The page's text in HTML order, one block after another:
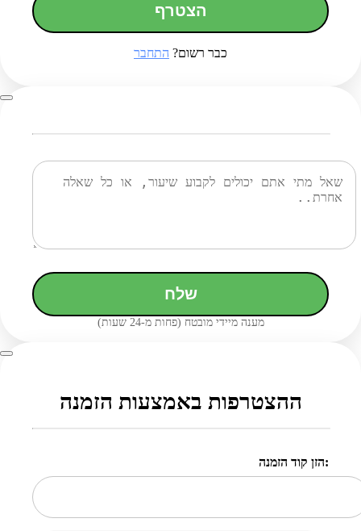
הצטרף
כבר רשום? התחבר
שלח
מענה מיידי מובטח (פחות מ-24 שעות)
ההצטרפות באמצעות הזמנה
הזן קוד הזמנה: